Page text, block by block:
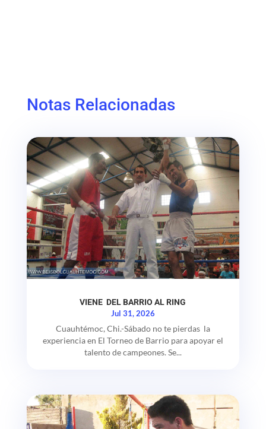
Notas Relacionadas
VIENE DEL BARRIO AL RING
Jul 31, 2026
Cuauhtémoc, Chi.-Sábado no te pierdas la
experiencia en El Torneo de Barrio para apoyar el
talento de campeones. Se...